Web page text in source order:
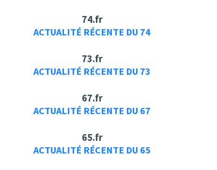
74.fr
ACTUALITÉ RÉCENTE DU 74
73.fr
ACTUALITÉ RÉCENTE DU 73
67.fr
ACTUALITÉ RÉCENTE DU 67
65.fr
ACTUALITÉ RÉCENTE DU 65